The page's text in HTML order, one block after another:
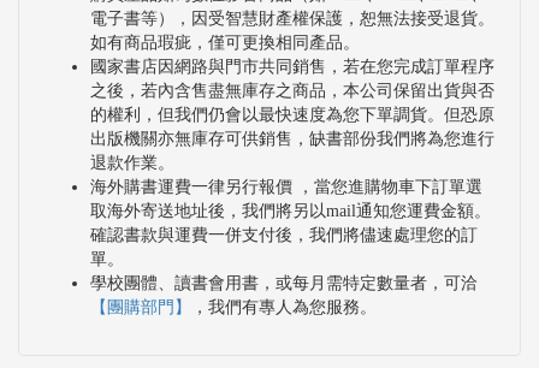
電子書等），因受智慧財產權保護，恕無法接受退貨。
如有商品瑕疵，僅可更換相同產品。
國家書店因網路與門市共同銷售，若在您完成訂單程序
之後，若內含售盡無庫存之商品，本公司保留出貨與否
的權利，但我們仍會以最快速度為您下單調貨。但恐原
出版機關亦無庫存可供銷售，缺書部份我們將為您進行
退款作業。
海外購書運費一律另行報價 ，當您進購物車下訂單選
取海外寄送地址後，我們將另以mail通知您運費金額。
確認書款與運費一併支付後，我們將儘速處理您的訂
單。
學校團體、讀書會用書，或每月需特定數量者，可洽
【團購部門】
，我們有專人為您服務。